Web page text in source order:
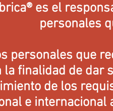
es el
personales
personales que
la finalidad de dar
de los
e internacional